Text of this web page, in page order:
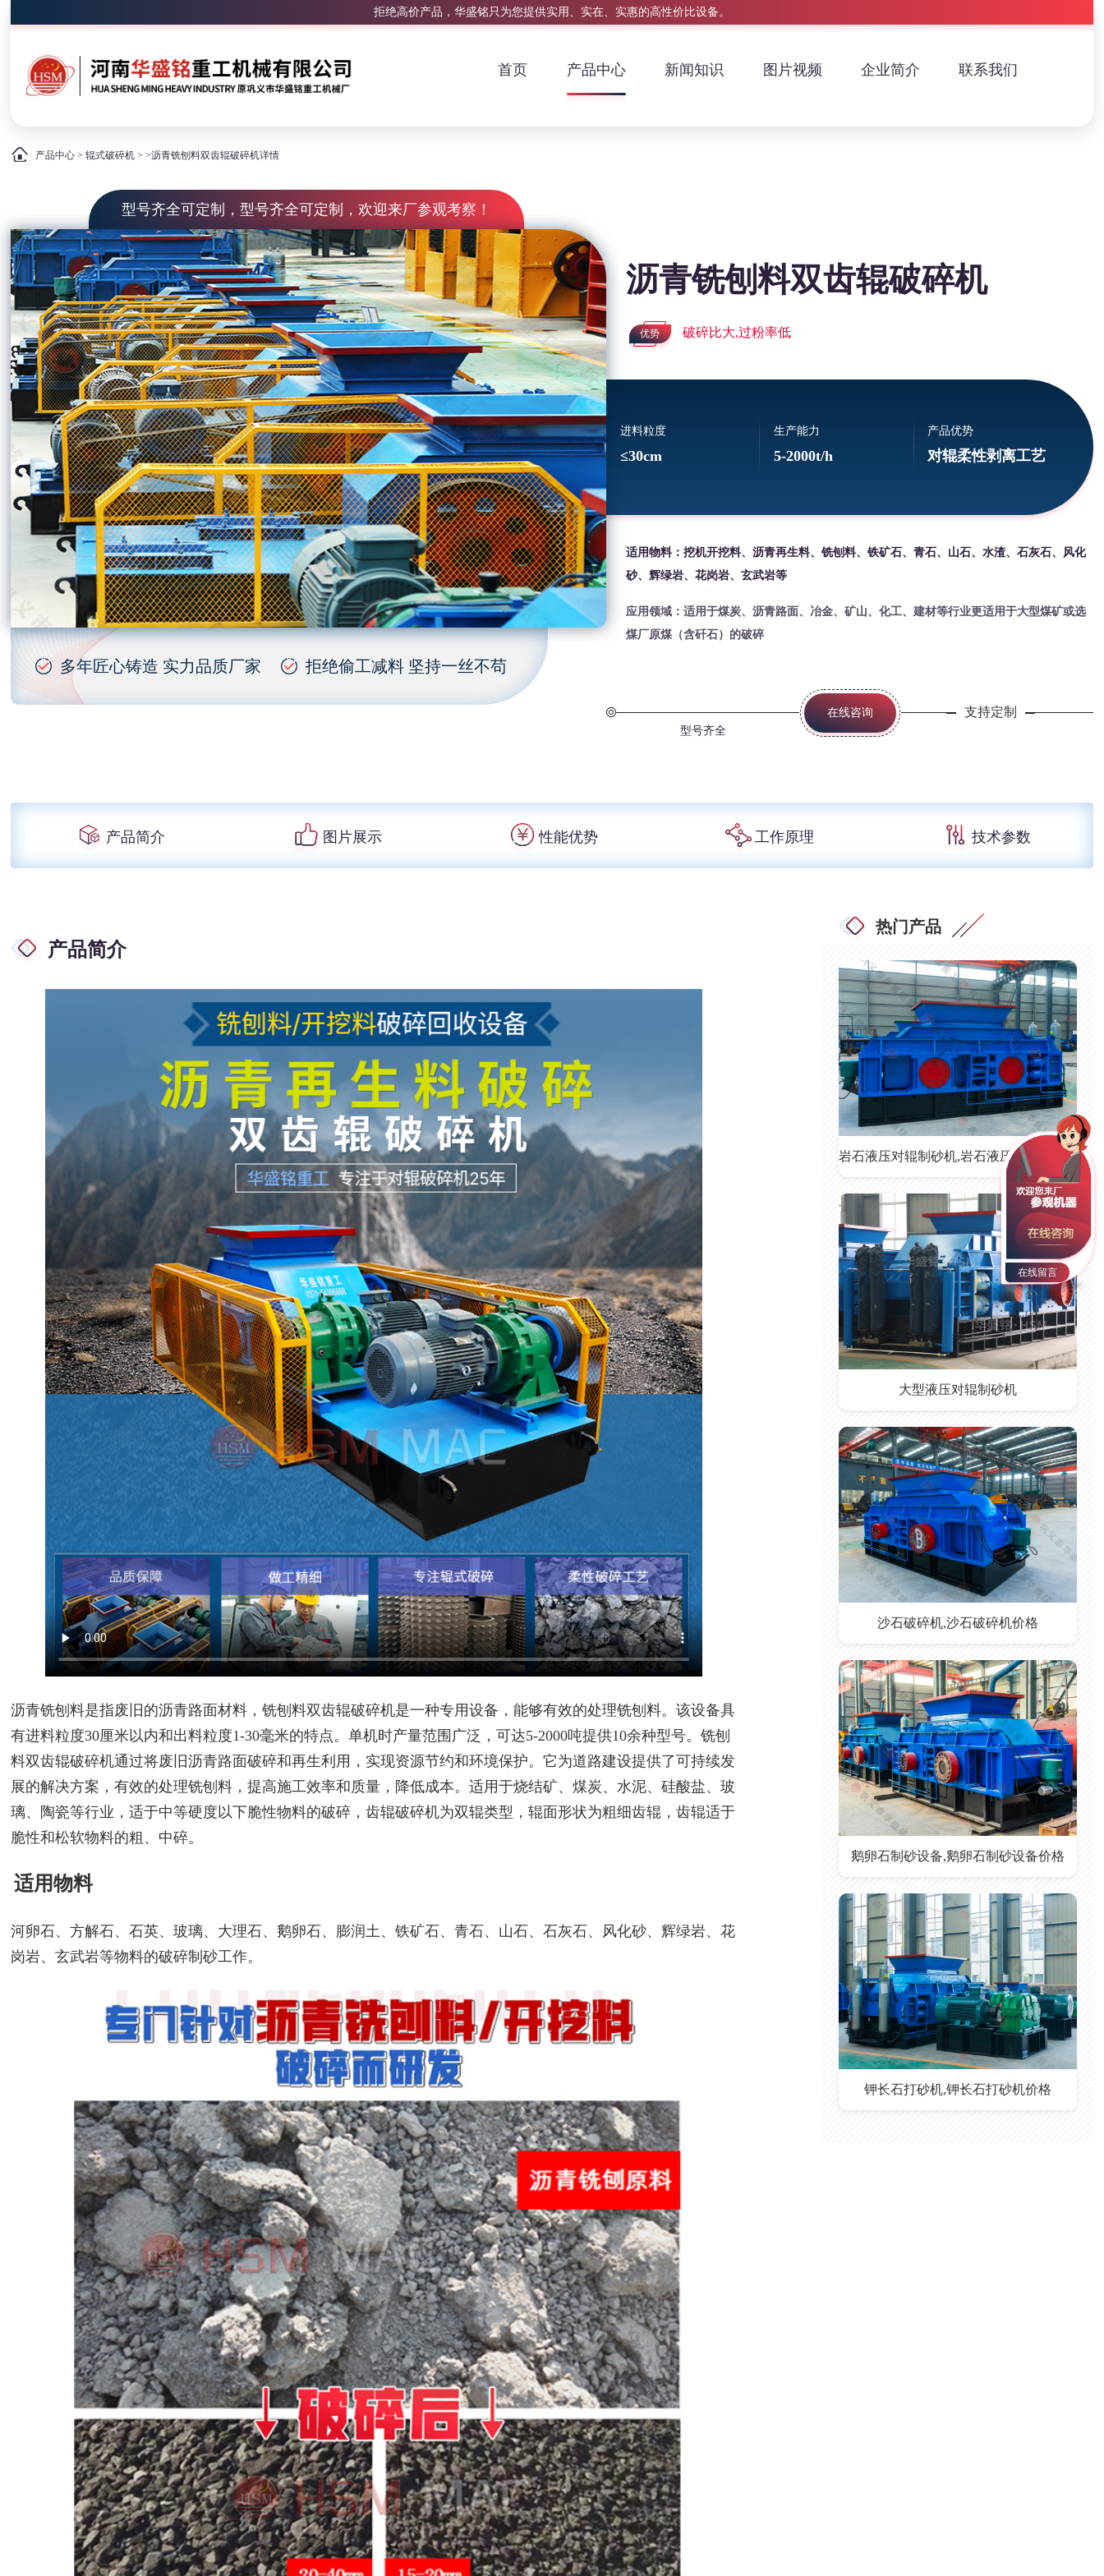
拒绝高价产品，华盛铭只为您提供实用、实在、实惠的高性价比设备。
首页 产品中心 新闻知识 图片视频 企业简介 联系我们
产品中心 >辊式破碎机 > >沥青铣刨料双齿辊破碎机详情
型号齐全可定制，型号齐全可定制，欢迎来厂参观考察！
多年匠心铸造 实力品质厂家 拒绝偷工减料 坚持一丝不苟
沥青铣刨料双齿辊破碎机
优势 破碎比大,过粉率低
进料粒度
≤30cm
生产能力
5-2000t/h
产品优势
对辊柔性剥离工艺
适用物料：挖机开挖料、沥青再生料、铣刨料、铁矿石、青石、山石、水渣、石灰石、风化
砂、辉绿岩、花岗岩、玄武岩等
应用领域：适用于煤炭、沥青路面、冶金、矿山、化工、建材等行业更适用于大型煤矿或选
煤厂原煤（含矸石）的破碎
型号齐全
在线咨询 支持定制
产品简介 图片展示 性能优势 工作原理 技术参数
产品简介
沥青铣刨料是指废旧的沥青路面材料，铣刨料双齿辊破碎机是一种专用设备，能够有效的处理铣刨料。该设备具
有进料粒度30厘米以内和出料粒度1-30毫米的特点。单机时产量范围广泛，可达5-2000吨提供10余种型号。铣刨
料双齿辊破碎机通过将废旧沥青路面破碎和再生利用，实现资源节约和环境保护。它为道路建设提供了可持续发
展的解决方案，有效的处理铣刨料，提高施工效率和质量，降低成本。适用于烧结矿、煤炭、水泥、硅酸盐、玻
璃、陶瓷等行业，适于中等硬度以下脆性物料的破碎，齿辊破碎机为双辊类型，辊面形状为粗细齿辊，齿辊适于
脆性和松软物料的粗、中碎。
适用物料
河卵石、方解石、石英、玻璃、大理石、鹅卵石、膨润土、铁矿石、青石、山石、石灰石、风化砂、辉绿岩、花
岗岩、玄武岩等物料的破碎制砂工作。
热门产品
大型液压对辊制砂机
沙石破碎机,沙石破碎机价格
鹅卵石制砂设备,鹅卵石制砂设备价格
钾长石打砂机,钾长石打砂机价格
在线留言